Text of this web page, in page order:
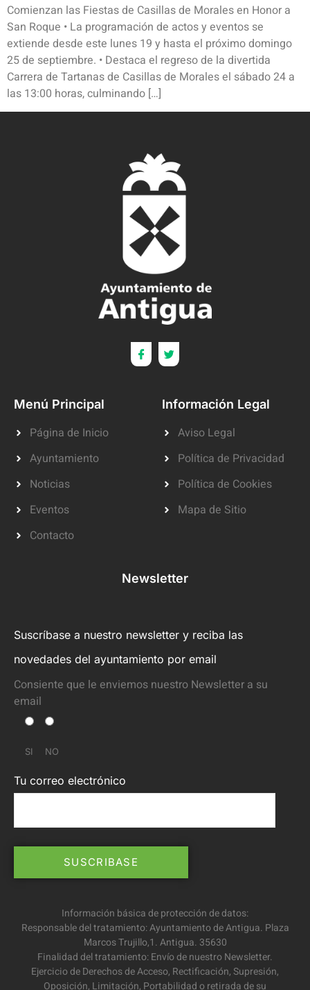
Comienzan las Fiestas de Casillas de Morales en Honor a
San Roque • La programación de actos y eventos se
extiende desde este lunes 19 y hasta el próximo domingo
25 de septiembre. • Destaca el regreso de la divertida
Carrera de Tartanas de Casillas de Morales el sábado 24 a
las 13:00 horas, culminando […]
Menú Principal
Página de Inicio
Ayuntamiento
Noticias
Eventos
Contacto
Información Legal
Aviso Legal
Política de Privacidad
Política de Cookies
Mapa de Sitio
Newsletter
Suscríbase a nuestro newsletter y reciba las
novedades del ayuntamiento por email
Consiente que le enviemos nuestro Newsletter a su
email
SI NO
Tu correo electrónico
Información básica de protección de datos:
Responsable del tratamiento: Ayuntamiento de Antigua. Plaza
Marcos Trujillo,1. Antigua. 35630
Finalidad del tratamiento: Envío de nuestro Newsletter.
Ejercicio de Derechos de Acceso, Rectificación, Supresión,
Oposición, Limitación, Portabilidad o retirada de su